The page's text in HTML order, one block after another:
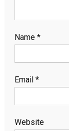
Name *
Email *
Website